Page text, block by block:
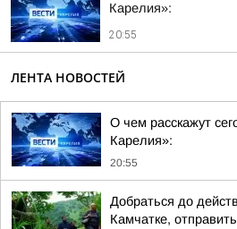
Карелия»:
20:55
ЛЕНТА НОВОСТЕЙ
О чем расскажут
Карелия»:
20:55
Добраться до
Камчатке,